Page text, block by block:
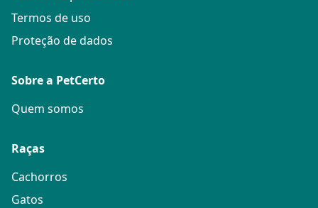
Termos de uso
Proteção de dados
Sobre a PetCerto
Quem somos
Raças
Cachorros
Gatos